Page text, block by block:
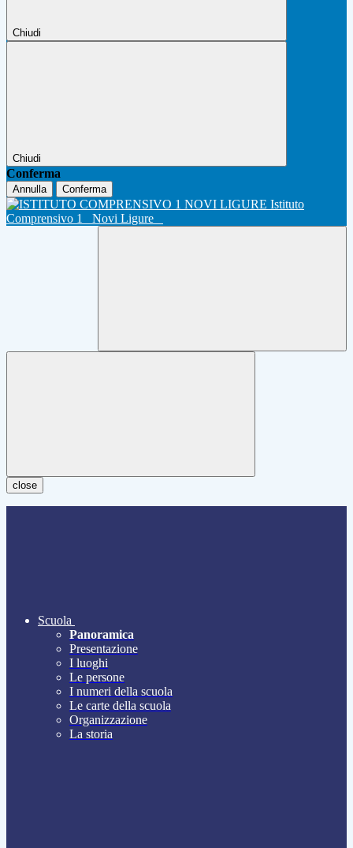
Chiudi
Chiudi
Conferma
Annulla Conferma
Istituto
Comprensivo 1
Novi Ligure
close
Scuola
Panoramica
Presentazione
I luoghi
Le persone
I numeri della scuola
Le carte della scuola
Organizzazione
La storia